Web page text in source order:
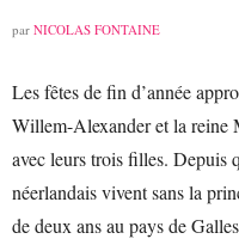
par NICOLAS FONTAINE
Les fêtes de fin d’année
Willem-Alexander et la reine
avec leurs trois filles. Depuis
néerlandais vivent sans la
de deux ans au pays de